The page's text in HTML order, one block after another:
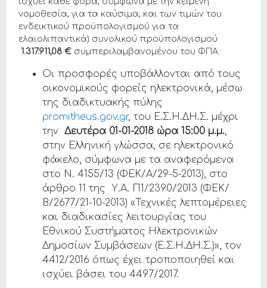
νομοθεσία, για τα καύσιμα, και των τιμών του
ενδεικτικού προϋπολογισμού για τα
ελαιολιπαντικά) συνολικού προϋπολογισμού
1.317.911,08 € συμπεριλαμβανομένου του ΦΠΑ.
Οι προσφορές υποβάλλονται από τους
οικονομικούς φορείς ηλεκτρονικά, μέσω
της διαδικτυακής πύλης
promitheus.gov.gr, του Ε.Σ.Η.ΔΗ.Σ. μέχρι
την Δευτέρα 01-01-2018 ώρα 15:00 μ.μ.,
στην Ελληνική γλώσσα, σε ηλεκτρονικό
φάκελο, σύμφωνα με τα αναφερόμενα
στο Ν. 4155/13 (ΦΕΚ/Α/29-5-2013), στο
άρθρο 11 της Υ.Α. Π1/2390/2013 (ΦΕΚ/
Β/2677/21-10-2013) «Τεχνικές λεπτομέρειες
και διαδικασίες λειτουργίας του
Εθνικού Συστήματος Ηλεκτρονικών
Δημοσίων Συμβάσεων (Ε.Σ.Η.ΔΗ.Σ.)», τον
4412/2016 όπως έχει τροποποιηθεί και
ισχύει βάσει του 4497/2017.